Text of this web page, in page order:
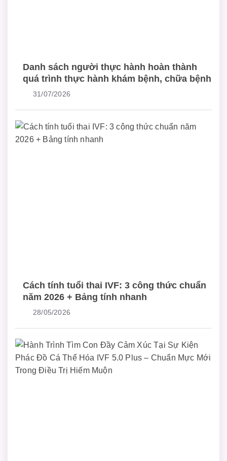
Danh sách người thực hành hoàn thành
quá trình thực hành khám bệnh, chữa bệnh
31/07/2026
Cách tính tuổi thai IVF: 3 công thức chuẩn
năm 2026 + Bảng tính nhanh
28/05/2026